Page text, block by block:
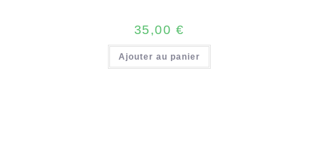
35,00 €
Ajouter au panier